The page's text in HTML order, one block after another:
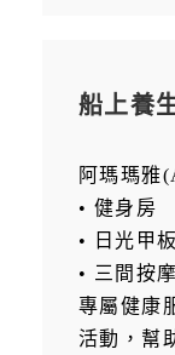
船上養
阿瑪瑪雅
• 健身房
• 日光甲
• 三間按
專屬健康
活動，幫